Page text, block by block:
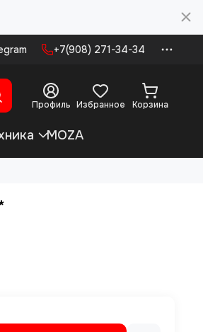
+7(908) 271-34-34
Профиль Избранное Корзина
MOZA